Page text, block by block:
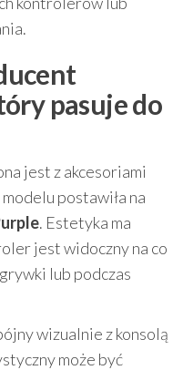
pasuje do
jest z akcesoriami
postawiła na
. Estetyka ma
jest widoczny na co
lub podczas
wizualnie z konsolą
może być